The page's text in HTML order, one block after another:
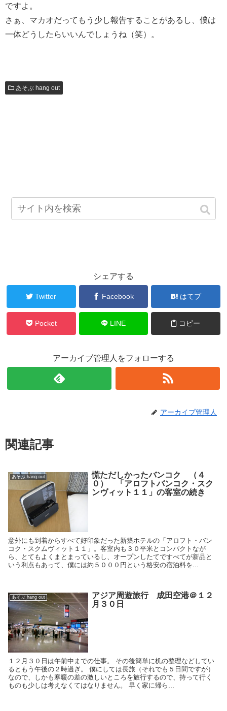
ですよ。
さぁ、マカオだってもう少し報告することがあるし、僕は
一体どうしたらいいんでしょうね（笑）。
あそぶ hang out
シェアする
Twitter Facebook はてブ
Pocket LINE コピー
アーカイブ管理人をフォローする
アーカイブ管理人
関連記事
あそぶ hang out
慌ただしかったバンコク （４
０） 「アロフトバンコク・スク
ンヴィット１１」の客室の続き
意外にも到着からすべて好印象だった新築ホテルの「アロフト・バン
コク・スクムヴィット１１」。客室内も３０平米とコンパクトなが
ら、とてもよくまとまっているし、オープンしたてですべてが新品と
いう利点もあって、僕には約５０００円という格安の宿泊料を...
あそぶ hang out
アジア周遊旅行 成田空港＠１２
月３０日
１２月３０日は午前中までの仕事。 その後簡単に机の整理などしてい
るともう午後の２時過ぎ。 僕にしては長旅（それでも５日間ですが）
なので、しかも寒暖の差の激しいところを旅行するので、持って行く
ものも少しは考えなくてはなりません。 早く家に帰ら...